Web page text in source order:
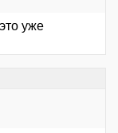
уже